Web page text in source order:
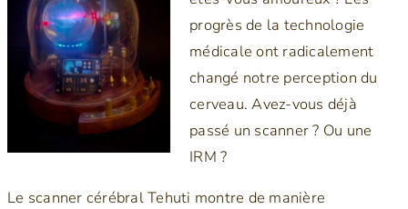
progrès de la technologie
médicale ont radicalement
changé notre perception du
cerveau. Avez-vous déjà
passé un scanner ? Ou une
IRM ?
Le scanner cérébral Tehuti montre de manière